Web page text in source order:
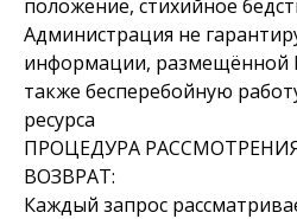
положение, стихийное
Администрация не
информации, размещённой
также бесперебойную
ресурса
ПРОЦЕДУРА
ВОЗВРАТ:
Каждый запрос